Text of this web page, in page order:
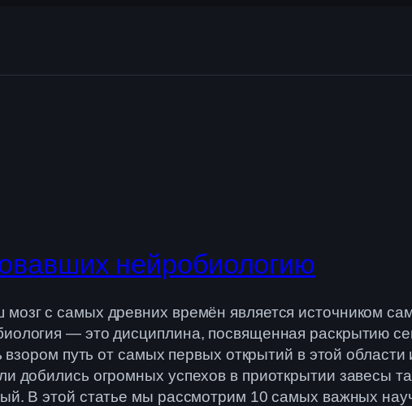
нейробиологию
с самых древних времён является источником
— это дисциплина, посвященная раскрытию
взором путь от самых первых открытий в этой
добились огромных успехов в приоткрытии завесы
В этой статье мы рассмотрим 10 самых важных